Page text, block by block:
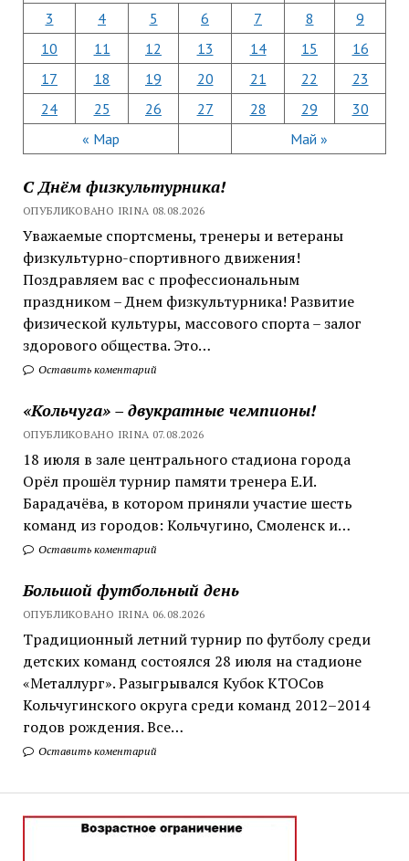
« Мар Май »
3
4 5 6 7 8
9
10
11 12 13 14 15
16
17
18 19 20 21 22
23
24
25 26 27 28 29 30
С Днём физкультурника!
ОПУБЛИКОВАНО IRINA 08.08.2026
Уважаемые спортсмены, тренеры и ветераны
физкультурно-спортивного движения!
Поздравляем вас с профессиональным
праздником – Днем физкультурника! Развитие
физической культуры, массового спорта – залог
здорового общества. Это…
Оставить коментарий
«Кольчуга» – двукратные чемпионы!
ОПУБЛИКОВАНО IRINA 07.08.2026
18 июля в зале центрального стадиона города
Орёл прошёл турнир памяти тренера Е.И.
Барадачёва, в котором приняли участие шесть
команд из городов: Кольчугино, Смоленск и…
Оставить коментарий
Большой футбольный день
ОПУБЛИКОВАНО IRINA 06.08.2026
Традиционный летний турнир по футболу среди
детских команд состоялся 28 июля на стадионе
«Металлург». Разыгрывался Кубок КТОСов
Кольчугинского округа среди команд 2012–2014
годов рождения. Все…
Оставить коментарий